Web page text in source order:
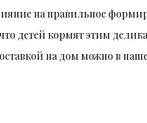
на правильное
детей кормят этим
на дом можно в